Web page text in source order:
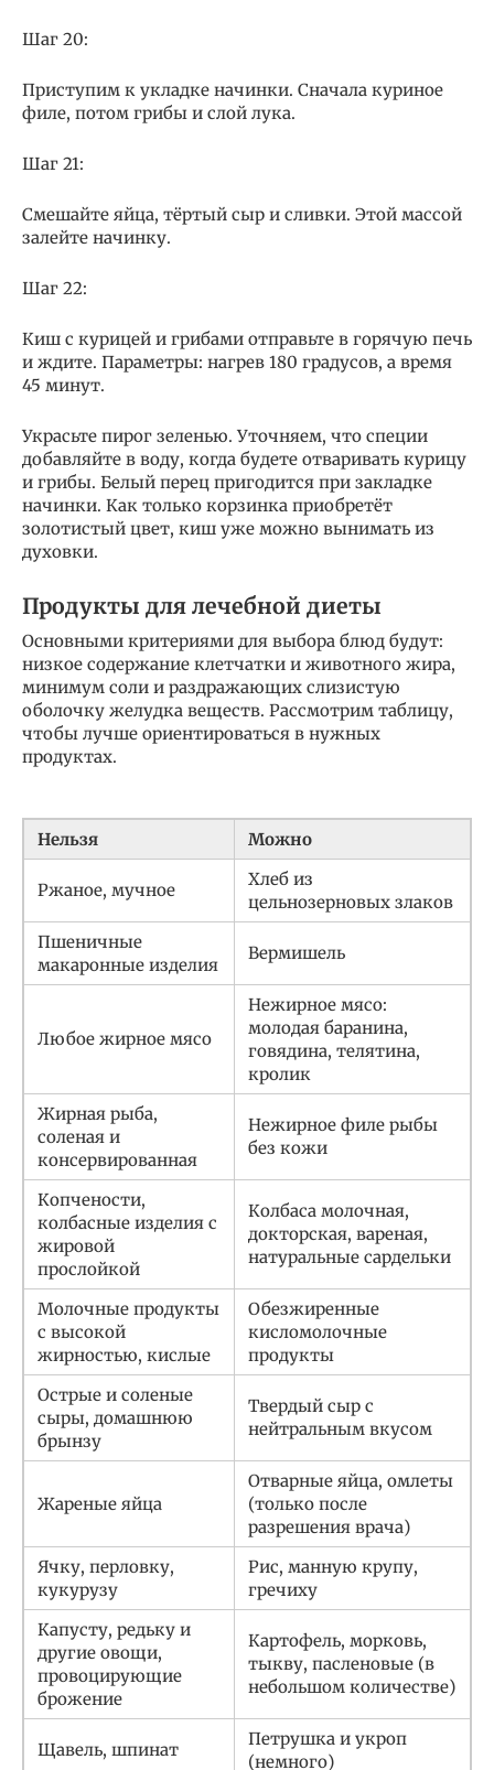
Шаг 20:
Приступим к укладке начинки. Сначала куриное
филе, потом грибы и слой лука.
Шаг 21:
Смешайте яйца, тёртый сыр и сливки. Этой массой
залейте начинку.
Шаг 22:
Киш с курицей и грибами отправьте в горячую печь
и ждите. Параметры: нагрев 180 градусов, а время
45 минут.
Украсьте пирог зеленью. Уточняем, что специи
добавляйте в воду, когда будете отваривать курицу
и грибы. Белый перец пригодится при закладке
начинки. Как только корзинка приобретёт
золотистый цвет, киш уже можно вынимать из
духовки.
Продукты для лечебной диеты
Основными критериями для выбора блюд будут:
низкое содержание клетчатки и животного жира,
минимум соли и раздражающих слизистую
оболочку желудка веществ. Рассмотрим таблицу,
чтобы лучше ориентироваться в нужных
продуктах.
Нельзя Можно
Ржаное, мучное
Хлеб из
цельнозерновых злаков
Пшеничные
макаронные изделия
Вермишель
Любое жирное мясо
Нежирное мясо:
молодая баранина,
говядина, телятина,
кролик
Жирная рыба,
соленая и
консервированная
Нежирное филе рыбы
без кожи
Копчености,
колбасные изделия с
жировой
прослойкой
Колбаса молочная,
докторская, вареная,
натуральные сардельки
Молочные продукты
с высокой
жирностью, кислые
Обезжиренные
кисломолочные
продукты
Острые и соленые
сыры, домашнюю
брынзу
Твердый сыр с
нейтральным вкусом
Жареные яйца
Отварные яйца, омлеты
(только после
разрешения врача)
Ячку, перловку,
кукурузу
Рис, манную крупу,
гречиху
Капусту, редьку и
другие овощи,
провоцирующие
брожение
Картофель, морковь,
тыкву, пасленовые (в
небольшом количестве)
Щавель, шпинат
Петрушка и укроп
(немного)